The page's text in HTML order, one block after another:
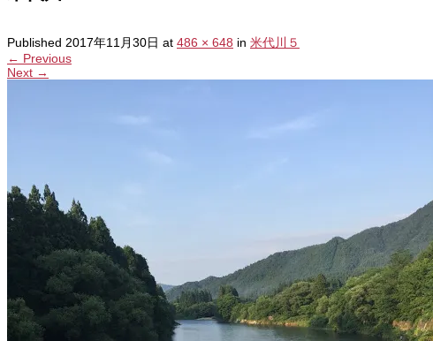
Published 2017年11月30日 at 486 × 648 in 米代川５
← Previous
Next →